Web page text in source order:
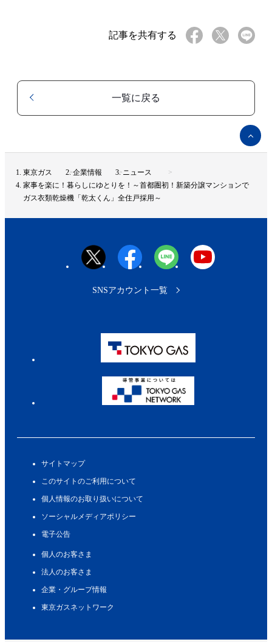
記事を共有する
一覧に戻る
ペ
ー
ジ
ッ
東京ガス 企業情報
ニュース
家事を楽に！暮らしにゆとりを！～首都圏初！新築分譲マンションで
ガス衣類乾燥機「乾太くん」全住戸採用～
サイトマップ
このサイトのご利用について
個人情報のお取り扱いについて
ソーシャルメディアポリシー
電子公告
個人のお客さま
法人のお客さま
企業・グループ情報
東京ガスネットワーク
SNSアカウント一覧